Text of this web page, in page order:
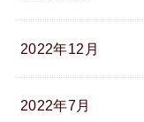
2022年12月
2022年7月